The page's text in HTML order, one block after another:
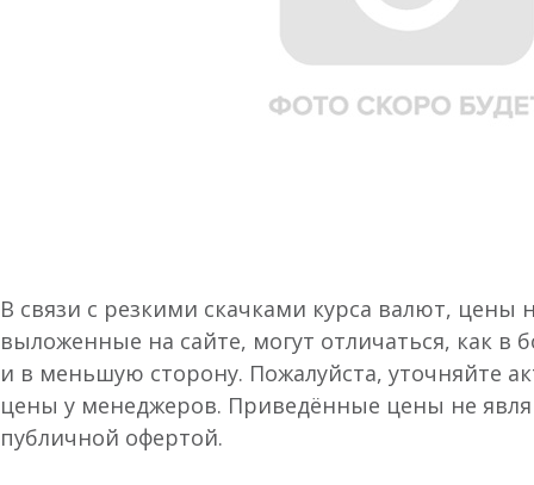
В связи с резкими скачками курса валют, цены
выложенные на сайте, могут отличаться, как в
и в меньшую сторону. Пожалуйста, уточняйте
цены у менеджеров. Приведённые цены не
публичной офертой.